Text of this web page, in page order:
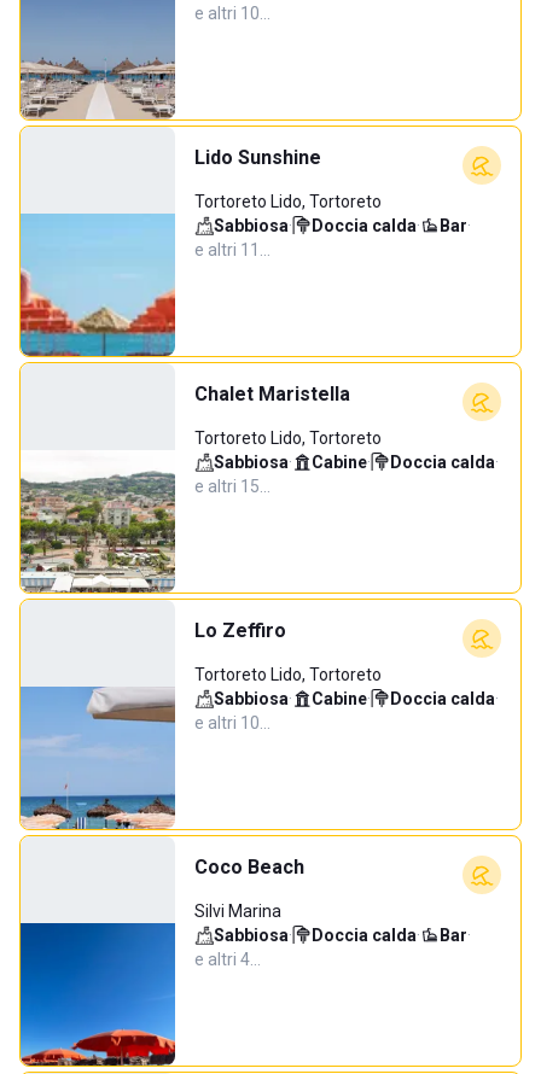
e altri 10…
Lido Sunshine
Tortoreto Lido, Tortoreto
Sabbiosa· Doccia calda· Bar·
e altri 11…
Chalet Maristella
Tortoreto Lido, Tortoreto
Sabbiosa· Cabine· Doccia calda·
e altri 15…
Lo Zeffiro
Tortoreto Lido, Tortoreto
Sabbiosa· Cabine· Doccia calda·
e altri 10…
Coco Beach
Silvi Marina
Sabbiosa· Doccia calda· Bar·
e altri 4…